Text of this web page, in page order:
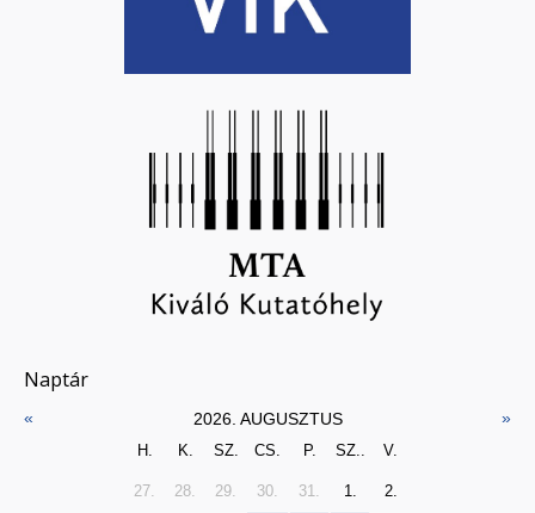
Naptár
« 2026. AUGUSZTUS »
H. K. SZ. CS. P. SZ.. V.
27. 28. 29. 30. 31. 1. 2.